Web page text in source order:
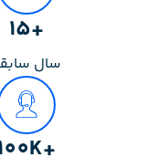
+15
سال
+100K